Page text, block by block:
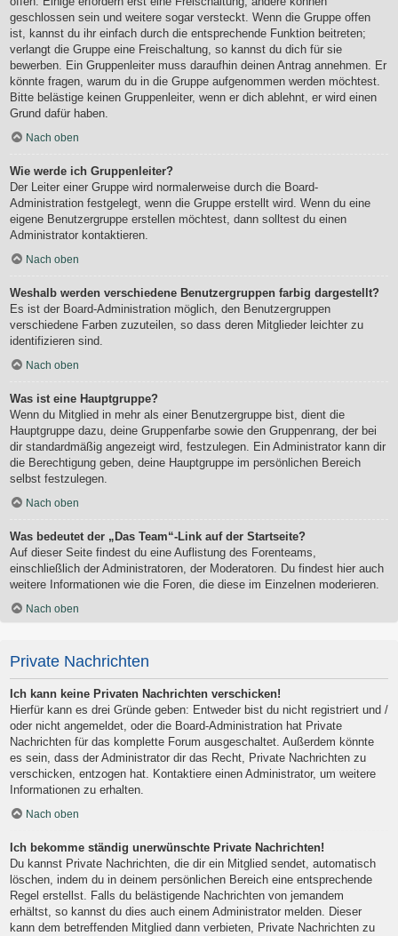
geschlossen sein und weitere sogar versteckt. Wenn die Gruppe offen
ist, kannst du ihr einfach durch die entsprechende Funktion beitreten;
verlangt die Gruppe eine Freischaltung, so kannst du dich für sie
bewerben. Ein Gruppenleiter muss daraufhin deinen Antrag annehmen. Er
könnte fragen, warum du in die Gruppe aufgenommen werden möchtest.
Bitte belästige keinen Gruppenleiter, wenn er dich ablehnt, er wird einen
Grund dafür haben.
Nach oben
Wie werde ich Gruppenleiter?
Der Leiter einer Gruppe wird normalerweise durch die Board-
Administration festgelegt, wenn die Gruppe erstellt wird. Wenn du eine
eigene Benutzergruppe erstellen möchtest, dann solltest du einen
Administrator kontaktieren.
Nach oben
Weshalb werden verschiedene Benutzergruppen farbig dargestellt?
Es ist der Board-Administration möglich, den Benutzergruppen
verschiedene Farben zuzuteilen, so dass deren Mitglieder leichter zu
identifizieren sind.
Nach oben
Was ist eine Hauptgruppe?
Wenn du Mitglied in mehr als einer Benutzergruppe bist, dient die
Hauptgruppe dazu, deine Gruppenfarbe sowie den Gruppenrang, der bei
dir standardmäßig angezeigt wird, festzulegen. Ein Administrator kann dir
die Berechtigung geben, deine Hauptgruppe im persönlichen Bereich
selbst festzulegen.
Nach oben
Was bedeutet der „Das Team“-Link auf der Startseite?
Auf dieser Seite findest du eine Auflistung des Forenteams,
einschließlich der Administratoren, der Moderatoren. Du findest hier auch
weitere Informationen wie die Foren, die diese im Einzelnen moderieren.
Nach oben
Private Nachrichten
Ich kann keine Privaten Nachrichten verschicken!
Hierfür kann es drei Gründe geben: Entweder bist du nicht registriert und /
oder nicht angemeldet, oder die Board-Administration hat Private
Nachrichten für das komplette Forum ausgeschaltet. Außerdem könnte
es sein, dass der Administrator dir das Recht, Private Nachrichten zu
verschicken, entzogen hat. Kontaktiere einen Administrator, um weitere
Informationen zu erhalten.
Nach oben
Ich bekomme ständig unerwünschte Private Nachrichten!
Du kannst Private Nachrichten, die dir ein Mitglied sendet, automatisch
löschen, indem du in deinem persönlichen Bereich eine entsprechende
Regel erstellst. Falls du belästigende Nachrichten von jemandem
erhältst, so kannst du dies auch einem Administrator melden. Dieser
kann dem betreffenden Mitglied dann verbieten, Private Nachrichten zu